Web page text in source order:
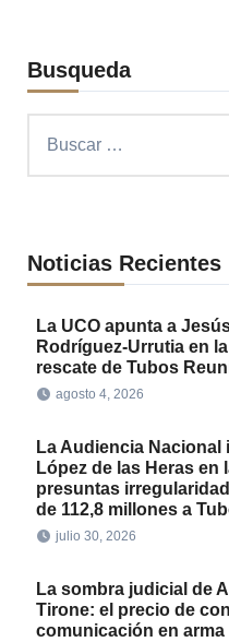
Busqueda
Noticias Recientes
La UCO apunta a
Rodríguez-Urrutia en
rescate de Tubos
agosto 4, 2026
La Audiencia Nacional
López de las Heras en
presuntas
de 112,8 millones a
julio 30, 2026
La sombra judicial de
Tirone: el precio de
comunicación en arma